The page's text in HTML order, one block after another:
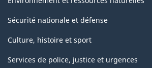
Sécurité nationale et défense
Culture, histoire et sport
Services de police, justice et urgences